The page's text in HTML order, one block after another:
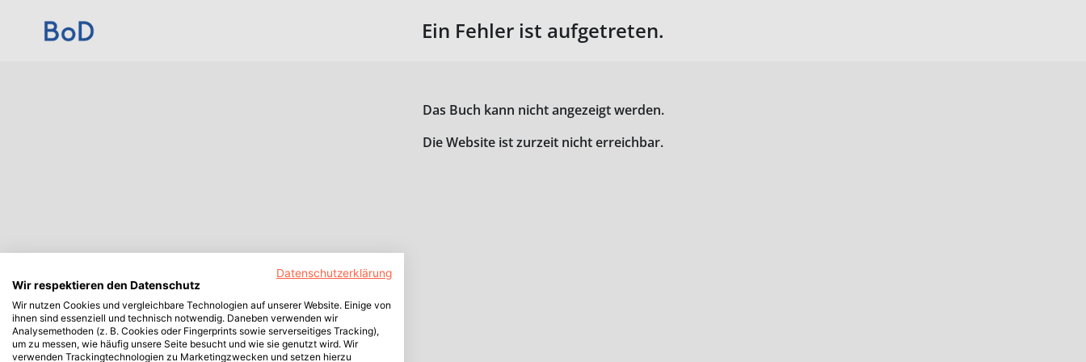
Ein Fehler ist aufgetreten.
Das Buch kann nicht angezeigt werden.
Die Website ist zurzeit nicht erreichbar.
Datenschutzerklärung
Wir respektieren den Datenschutz
Wir nutzen Cookies und vergleichbare Technologien auf unserer Website. Einige von
ihnen sind essenziell und technisch notwendig. Daneben verwenden wir
Analysemethoden (z. B. Cookies oder Fingerprints sowie serverseitiges Tracking),
um zu messen, wie häufig unsere Seite besucht und wie sie genutzt wird. Wir
verwenden Trackingtechnologien zu Marketingzwecken und setzen hierzu